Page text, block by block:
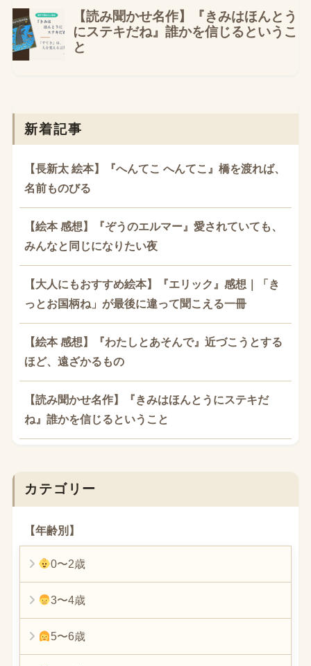
新着記事
【長新太 絵本】『へんてこ へんてこ』橋を渡れば、
名前ものびる
【絵本 感想】『ぞうのエルマー』愛されていても、
みんなと同じになりたい夜
【大人にもおすすめ絵本】『エリック』感想｜「き
っとお国柄ね」が最後に違って聞こえる一冊
【絵本 感想】『わたしとあそんで』近づこうとする
ほど、遠ざかるもの
【読み聞かせ名作】『きみはほんとうにステキだ
ね』誰かを信じるということ
カテゴリー
【年齢別】
0〜2歳
3〜4歳
5〜6歳